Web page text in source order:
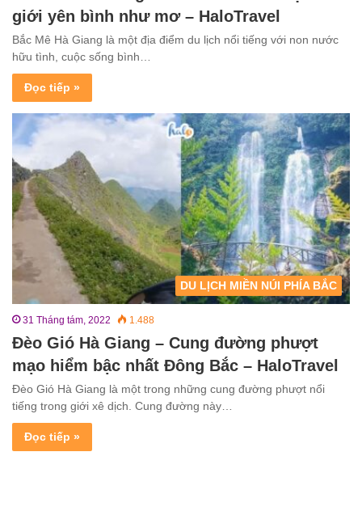
giới yên bình như mơ – HaloTravel
Bắc Mê Hà Giang là một địa điểm du lịch nổi tiếng với non nước
hữu tình, cuộc sống bình…
Đọc tiếp »
DU LỊCH MIỀN NÚI PHÍA BẮC
31 Tháng tám, 2022 1.488
Đèo Gió Hà Giang – Cung đường phượt
mạo hiểm bậc nhất Đông Bắc – HaloTravel
Đèo Gió Hà Giang là một trong những cung đường phượt nổi
tiếng trong giới xê dịch. Cung đường này…
Đọc tiếp »